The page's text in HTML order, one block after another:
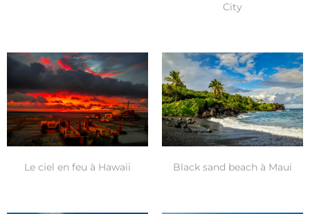
City
Le ciel en feu à Hawaii Black sand beach à Maui